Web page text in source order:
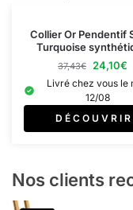
Collier Or Pendentif
Turquoise
37,43€ 24,10€
Livré chez vous le
12/08
D É C O U V R I R
Nos clients